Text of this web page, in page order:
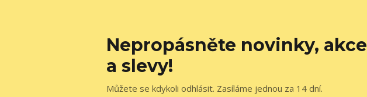
Nepropásněte novinky, akce
a slevy!
Můžete se kdykoli odhlásit. Zasíláme jednou za 14 dní.